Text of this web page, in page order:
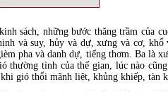
sách, những bước thăng trầm của
và suy, hủy và dự, xưng và cơ,
pha và danh dự, tiếng thơm. Ba là
thường tình của thế gian, lúc nào
gió thổi mãnh liệt, khủng khiếp, tàn